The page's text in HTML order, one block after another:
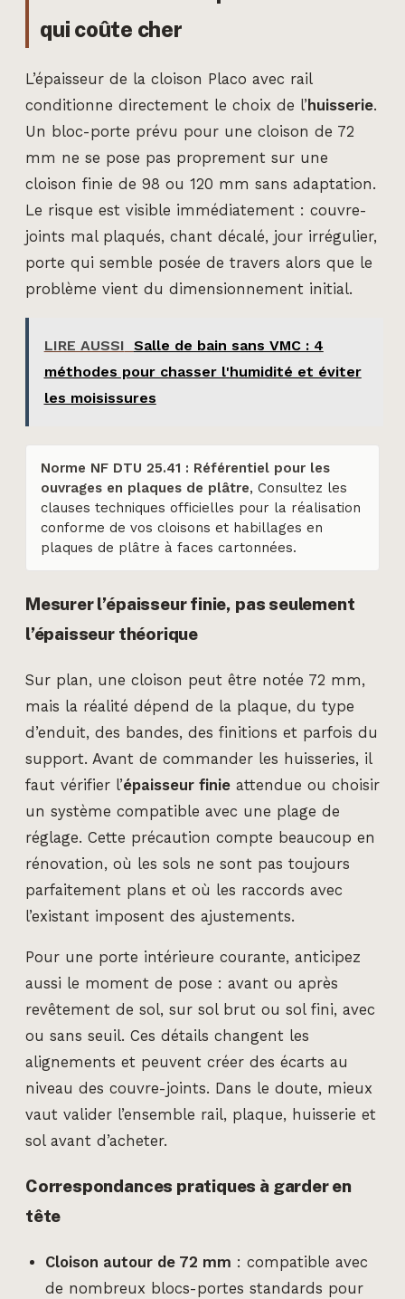
qui coûte cher
L’épaisseur de la cloison Placo avec rail
conditionne directement le choix de l’ huisserie.
Un bloc-porte prévu pour une cloison de 72
mm ne se pose pas proprement sur une
cloison finie de 98 ou 120 mm sans adaptation.
Le risque est visible immédiatement : couvre-
joints mal plaqués, chant décalé, jour irrégulier,
porte qui semble posée de travers alors que le
problème vient du dimensionnement initial.
LIRE AUSSI Salle de bain sans VMC : 4
méthodes pour chasser l'humidité et éviter
les moisissures
Norme NF DTU 25.41 : Référentiel pour les
ouvrages en plaques de plâtre, Consultez les
clauses techniques officielles pour la réalisation
conforme de vos cloisons et habillages en
plaques de plâtre à faces cartonnées.
Mesurer l’épaisseur finie, pas seulement
l’épaisseur théorique
Sur plan, une cloison peut être notée 72 mm,
mais la réalité dépend de la plaque, du type
d’enduit, des bandes, des finitions et parfois du
support. Avant de commander les huisseries, il
faut vérifier l’épaisseur finie attendue ou choisir
un système compatible avec une plage de
réglage. Cette précaution compte beaucoup en
rénovation, où les sols ne sont pas toujours
parfaitement plans et où les raccords avec
l’existant imposent des ajustements.
Pour une porte intérieure courante, anticipez
aussi le moment de pose : avant ou après
revêtement de sol, sur sol brut ou sol fini, avec
ou sans seuil. Ces détails changent les
alignements et peuvent créer des écarts au
niveau des couvre-joints. Dans le doute, mieux
vaut valider l’ensemble rail, plaque, huisserie et
sol avant d’acheter.
Correspondances pratiques à garder en
tête
Cloison autour de 72 mm : compatible avec
de nombreux blocs-portes standards pour